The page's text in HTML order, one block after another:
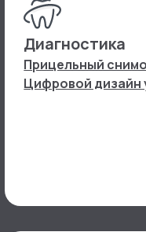
Диагностика
Прицельный
Цифровой дизайн